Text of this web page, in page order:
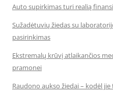
Auto supirkimas turi realią
Sužadėtuvių žiedas su
pasirinkimas
Ekstremalų krūvį atlaikančios
pramonei
Raudono aukso žiedai – kodėl